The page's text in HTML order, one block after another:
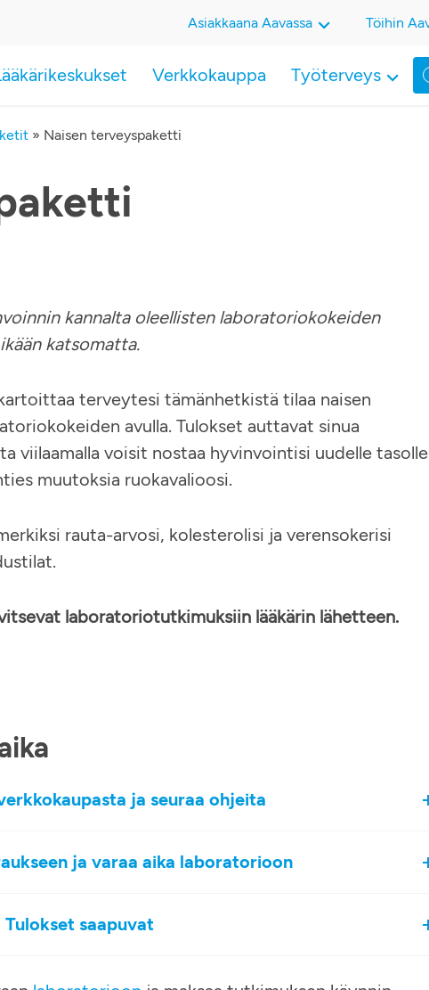
Verkkokauppa Työterveys
Asiakkaana Aavassa Töihin
» Naisen terveyspaketti
kannalta oleellisten laboratoriokokeiden
katsomatta.
terveytesi tämänhetkistä tilaa naisen
avulla. Tulokset auttavat sinua
viilaamalla voisit nostaa hyvinvointisi uudelle tasolle
muutoksia ruokavalioosi.
rauta-arvosi, kolesterolisi ja verensokerisi
laboratoriotutkimuksiin lääkärin lähetteen.
ja seuraa ohjeita
ja varaa aika laboratorioon
Tulokset saapuvat